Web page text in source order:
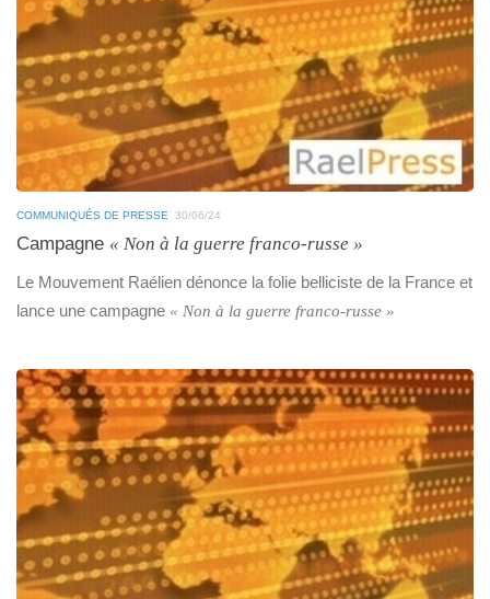
COMMUNIQUÉS DE PRESSE 30/06/24
Campagne « Non à la guerre franco-russe »
Le Mouvement Raélien dénonce la folie belliciste de la France et
lance une campagne « Non à la guerre franco-russe »